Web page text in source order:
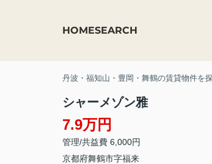
HOMESEARCH
丹波・福知山・豊岡・舞鶴の賃貸物件を
シャーメゾン雅
7.9万円
管理/共益費 6,000円
京都府舞鶴市字福来